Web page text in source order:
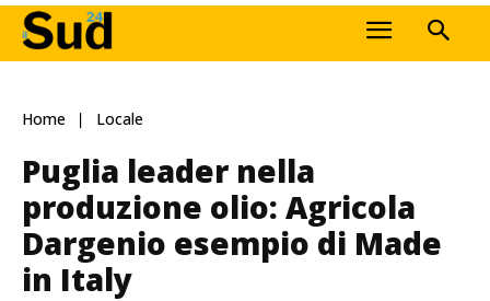
Home Locale
Puglia leader nella
produzione olio: Agricola
Dargenio esempio di Made
in Italy